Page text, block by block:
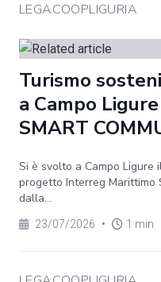
LEGACOOPLIGURIA
Turismo
a Campo
SMART
Si è svolto a Campo Ligure
progetto Interreg Marittimo
dalla...
23/07/2026 • 1 min